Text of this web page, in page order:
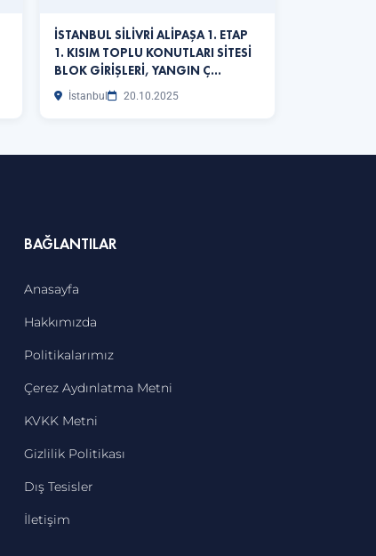
İSTANBUL SİLİVRİ ALİPAŞA 1. ETAP
1. KISIM TOPLU KONUTLARI SİTESİ
BLOK GİRİŞLERİ, YANGIN Ç…
İstanbul 20.10.2025
BAĞLANTILAR
Anasayfa
Hakkımızda
Politikalarımız
Çerez Aydınlatma Metni
KVKK Metni
Gizlilik Politikası
Dış Tesisler
İletişim